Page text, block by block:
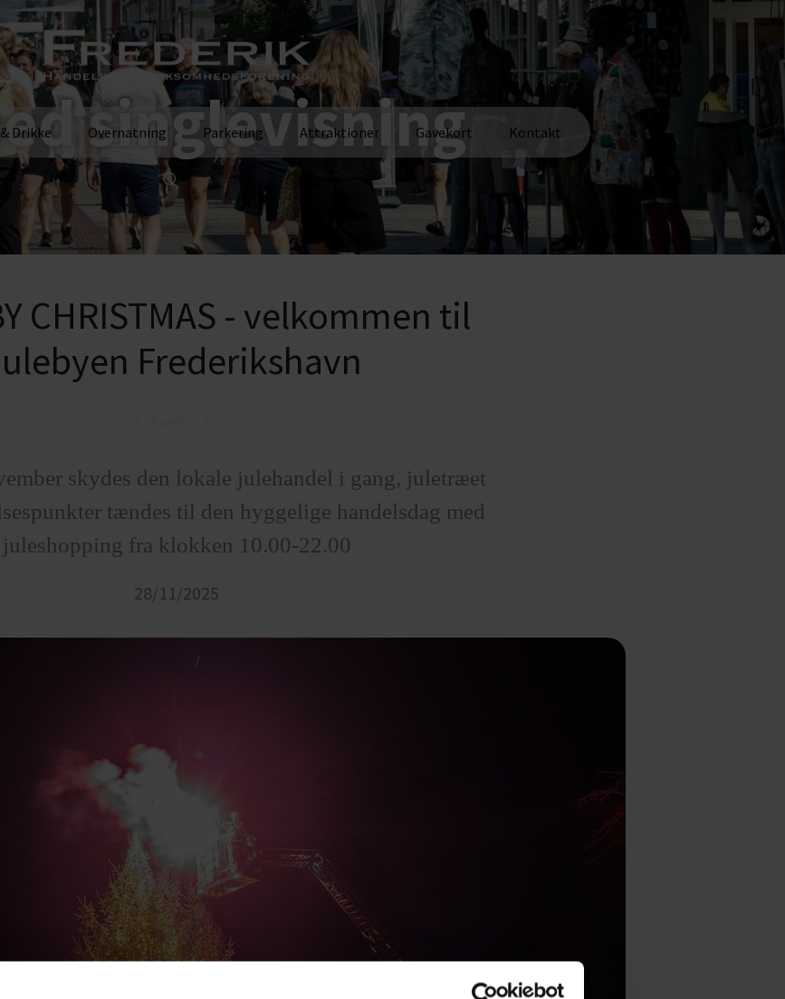
Drikke Overnatning Parkering Attraktioner Gavekort Kontakt
singlevisning
CHRISTMAS - velkommen til
Frederikshavn
skydes den lokale julehandel i gang, juletræet
tændes til den hyggelige handelsdag med
juleshopping fra klokken 10.00-22.00
28/11/2025